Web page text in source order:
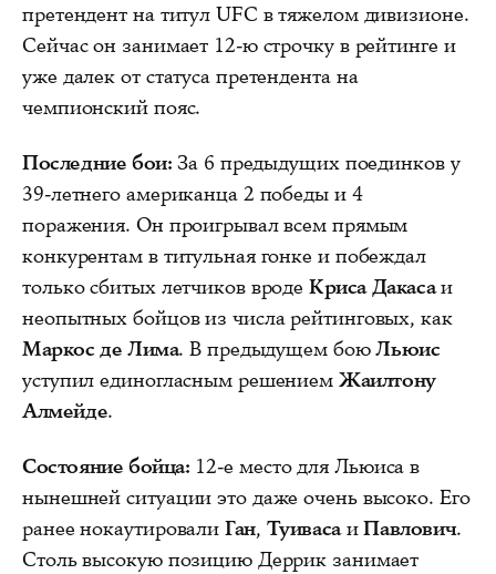
претендент на титул UFC в тяжелом дивизионе.
Сейчас он занимает 12-ю строчку в рейтинге и
уже далек от статуса претендента на
чемпионский пояс.
Последние бои: За 6 предыдущих поединков у
39-летнего американца 2 победы и 4
поражения. Он проигрывал всем прямым
конкурентам в титульная гонке и побеждал
только сбитых летчиков вродеКриса Дакасаи
неопытных бойцов из числа рейтинговых, как
Маркос де Лима. В предыдущем боюЛьюис
уступил единогласным решением Жаилтону
Алмейде.
Состояние бойца: 12-е место для Льюиса в
нынешней ситуации это даже очень высоко. Его
ранее нокаутировали Ган, ТуивасаиПавлович.
Столь высокую позицию Деррик занимает